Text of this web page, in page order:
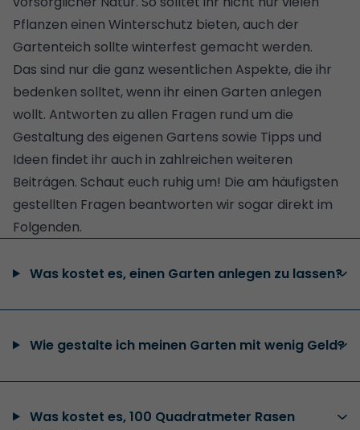
Pflanzen einen Winterschutz bieten, auch der
Gartenteich sollte winterfest gemacht werden.
Das sind nur die ganz wesentlichen Aspekte, die ihr
bedenken solltet, wenn ihr einen Garten anlegen
wollt. Antworten zu allen Fragen rund um die
Gestaltung des eigenen Gartens sowie Tipps und
Ideen findet ihr auch in zahlreichen weiteren
Beiträgen. Schaut euch ruhig um! Die am häufigsten
gestellten Fragen beantworten wir sogar direkt im
Folgenden.
Was kostet es, einen Garten anlegen zu lassen?
Wie gestalte ich meinen Garten mit wenig Geld?
Was kostet es, 100 Quadratmeter Rasen